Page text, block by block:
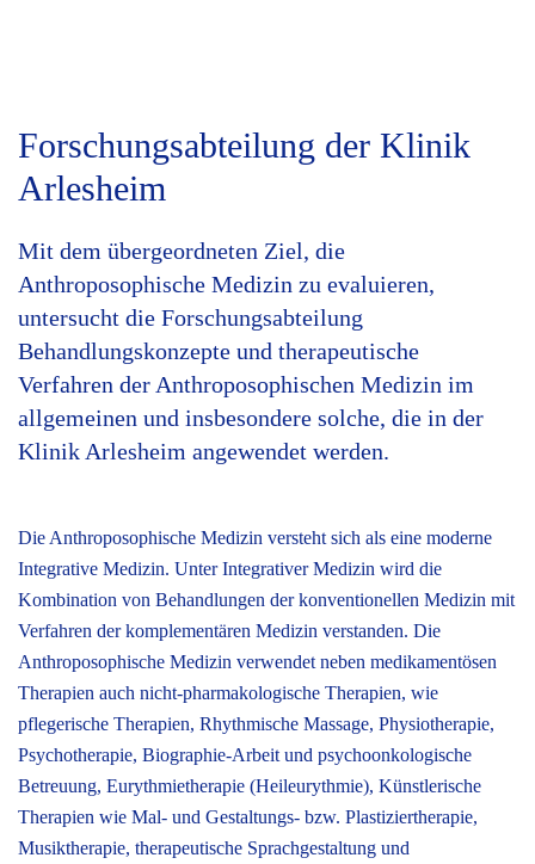
Forschungsabteilung der Klinik
Arlesheim
Mit dem übergeordneten Ziel, die
Anthroposophische Medizin zu evaluieren,
untersucht die Forschungsabteilung
Behandlungskonzepte und therapeutische
Verfahren der Anthroposophischen Medizin im
allgemeinen und insbesondere solche, die in der
Klinik Arlesheim angewendet werden.
Die Anthroposophische Medizin versteht sich als eine moderne
Integrative Medizin. Unter Integrativer Medizin wird die
Kombination von Behandlungen der konventionellen Medizin mit
Verfahren der komplementären Medizin verstanden. Die
Anthroposophische Medizin verwendet neben medikamentösen
Therapien auch nicht-pharmakologische Therapien, wie
pflegerische Therapien, Rhythmische Massage, Physiotherapie,
Psychotherapie, Biographie-Arbeit und psychoonkologische
Betreuung, Eurythmietherapie (Heileurythmie), Künstlerische
Therapien wie Mal- und Gestaltungs- bzw. Plastiziertherapie,
Musiktherapie, therapeutische Sprachgestaltung und